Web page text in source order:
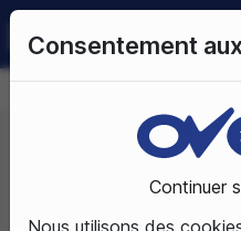
Consentement
Continuer
Nous utilisons des
09 72 50 25 70
Prix,